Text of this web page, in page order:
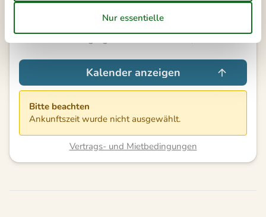
Ab EUR 516,-
Kalender anzeigen
Bitte beachten
Ankunftszeit wurde nicht ausgewählt.
Vertrags- und Mietbedingungen